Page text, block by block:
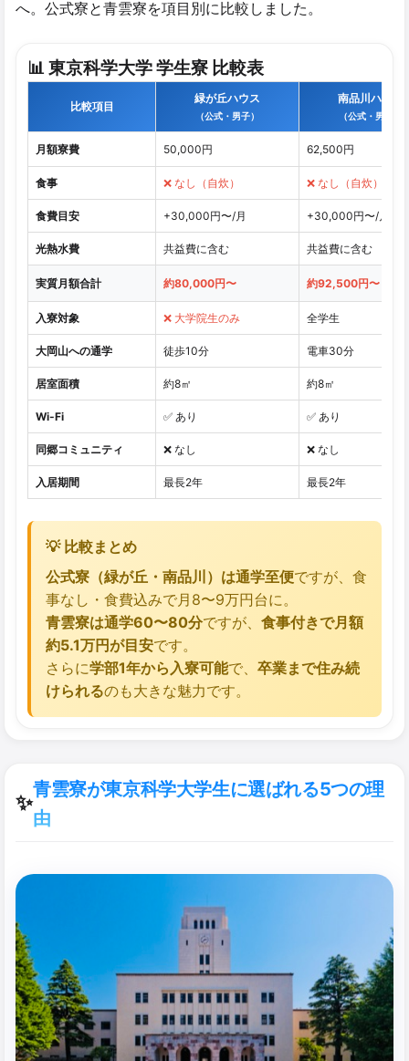
へ。公式寮と青雲寮を項目別に比較しました。
📊 東京科学大学 学生寮 比較表
比較項目
緑が丘ハウス
（公式・男子）
南品川ハウス
（公式・男子）
月額寮費 50,000円 62,500円
食事 ❌ なし（自炊） ❌ なし（自炊）
食費目安 +30,000円〜/月 +30,000円〜/月
光熱水費 共益費に含む 共益費に含む
実質月額合計 約80,000円〜 約92,500円〜
入寮対象 ❌ 大学院生のみ 全学生
大岡山への通学 徒歩10分 電車30分
居室面積 約8㎡ 約8㎡
Wi-Fi ✅ あり ✅ あり
同郷コミュニティ ❌ なし ❌ なし
入居期間 最長2年 最長2年
💡 比較まとめ
公式寮（緑が丘・南品川）は通学至便ですが、食
事なし・食費込みで月8〜9万円台に。
青雲寮は通学60〜80分ですが、 食事付きで月額
約5.1万円が目安です。
さらに学部1年から入寮可能で、 卒業まで住み続
けられるのも大きな魅力です。
✨
青雲寮が東京科学大学生に選ばれる5つの理
由